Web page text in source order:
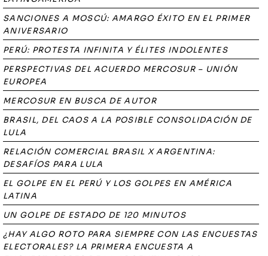
SANCIONES A MOSCÚ: AMARGO ÉXITO EN EL PRIMER
ANIVERSARIO
PERÚ: PROTESTA INFINITA Y ÉLITES INDOLENTES
PERSPECTIVAS DEL ACUERDO MERCOSUR – UNIÓN
EUROPEA
MERCOSUR EN BUSCA DE AUTOR
BRASIL, DEL CAOS A LA POSIBLE CONSOLIDACIÓN DE
LULA
RELACIÓN COMERCIAL BRASIL X ARGENTINA:
DESAFÍOS PARA LULA
EL GOLPE EN EL PERÚ Y LOS GOLPES EN AMÉRICA
LATINA
UN GOLPE DE ESTADO DE 120 MINUTOS
¿HAY ALGO ROTO PARA SIEMPRE CON LAS ENCUESTAS
ELECTORALES? LA PRIMERA ENCUESTA A